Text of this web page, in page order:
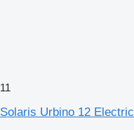
11
Solaris Urbino 12 Electric